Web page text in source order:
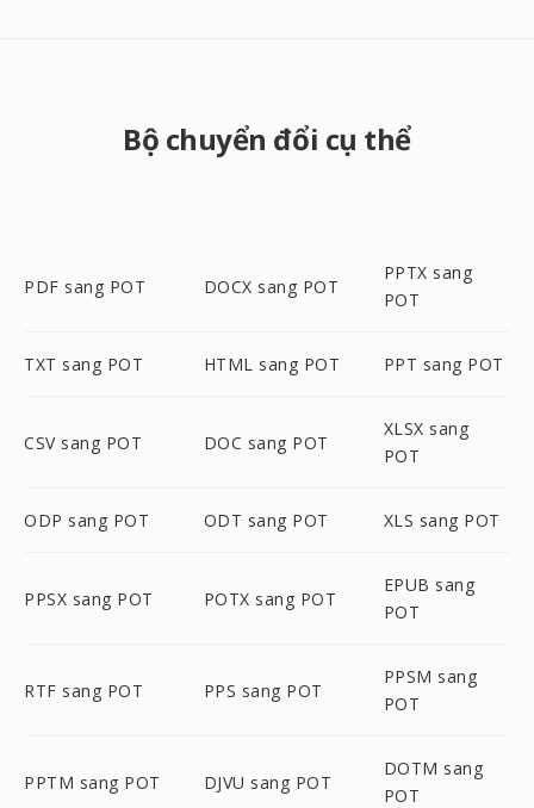
Bộ chuyển đổi cụ thể
PDF sang POT DOCX sang POT
PPTX sang
POT
TXT sang POT HTML sang POT PPT sang POT
CSV sang POT DOC sang POT
XLSX sang
POT
ODP sang POT ODT sang POT XLS sang POT
PPSX sang POT POTX sang POT
EPUB sang
POT
RTF sang POT PPS sang POT
PPSM sang
POT
PPTM sang POT DJVU sang POT
DOTM sang
POT